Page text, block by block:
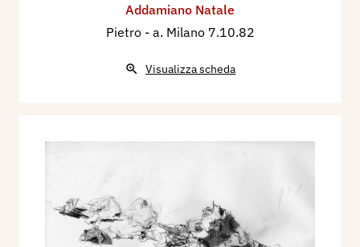
Addamiano Natale
Pietro - a. Milano 7.10.82
Visualizza scheda